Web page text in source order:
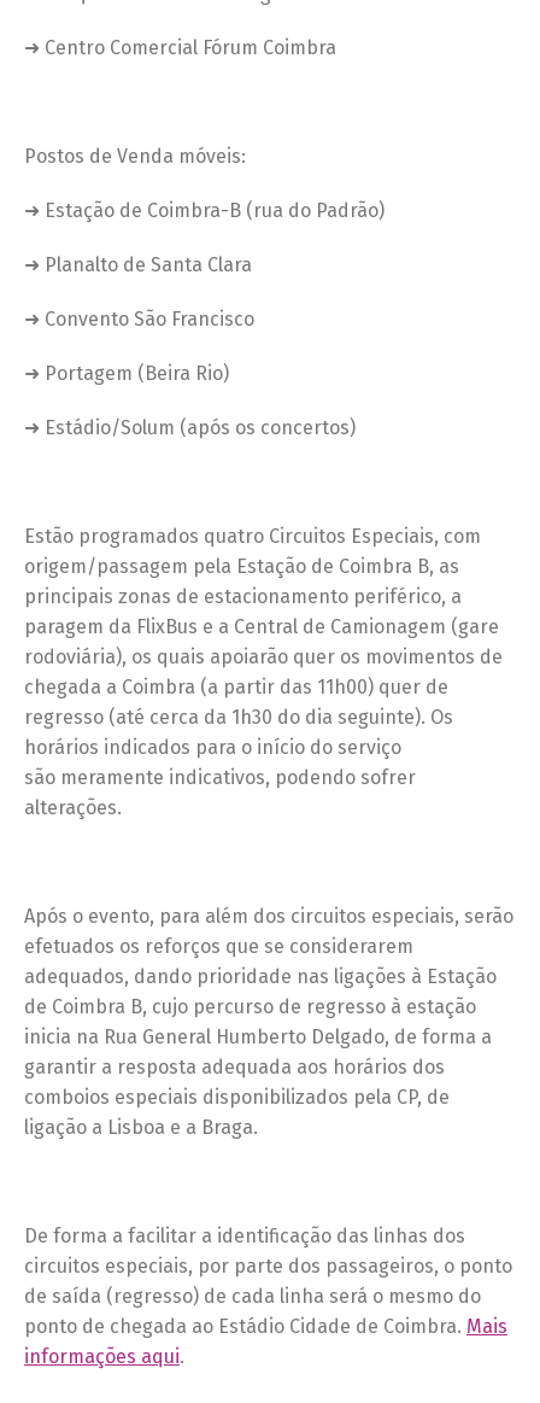
➜ Centro Comercial Fórum Coimbra
Postos de Venda móveis:
➜ Estação de Coimbra-B (rua do Padrão)
➜ Planalto de Santa Clara
➜ Convento São Francisco
➜ Portagem (Beira Rio)
➜ Estádio/Solum (após os concertos)
Estão programados quatro Circuitos Especiais, com
origem/passagem pela Estação de Coimbra B, as
principais zonas de estacionamento periférico, a
paragem da FlixBus e a Central de Camionagem (gare
rodoviária), os quais apoiarão quer os movimentos de
chegada a Coimbra (a partir das 11h00) quer de
regresso (até cerca da 1h30 do dia seguinte). Os
horários indicados para o início do serviço
são meramente indicativos, podendo sofrer
alterações.
Após o evento, para além dos circuitos especiais, serão
efetuados os reforços que se considerarem
adequados, dando prioridade nas ligações à Estação
de Coimbra B, cujo percurso de regresso à estação
inicia na Rua General Humberto Delgado, de forma a
garantir a resposta adequada aos horários dos
comboios especiais disponibilizados pela CP, de
ligação a Lisboa e a Braga.
De forma a facilitar a identificação das linhas dos
circuitos especiais, por parte dos passageiros, o ponto
de saída (regresso) de cada linha será o mesmo do
ponto de chegada ao Estádio Cidade de Coimbra. Mais
informações aqui.